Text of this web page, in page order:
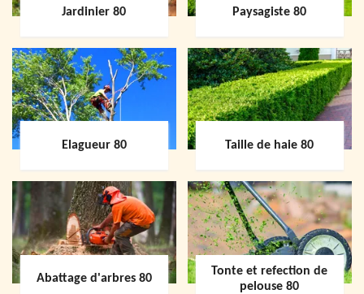
Jardinier 80 Paysagiste 80
Elagueur 80 Taille de haie 80
Abattage d'arbres 80
Tonte et refection de
pelouse 80